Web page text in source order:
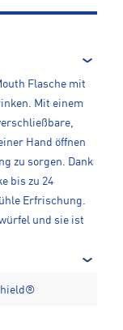
Flasche mit
Mit einem
Hand öffnen
zu sorgen. Dank
bis zu 24
Erfrischung.
und sie ist